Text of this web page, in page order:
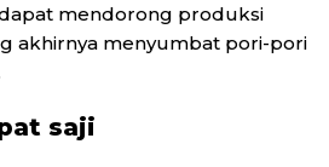
mendorong produksi
akhirnya menyumbat pori-pori
saji